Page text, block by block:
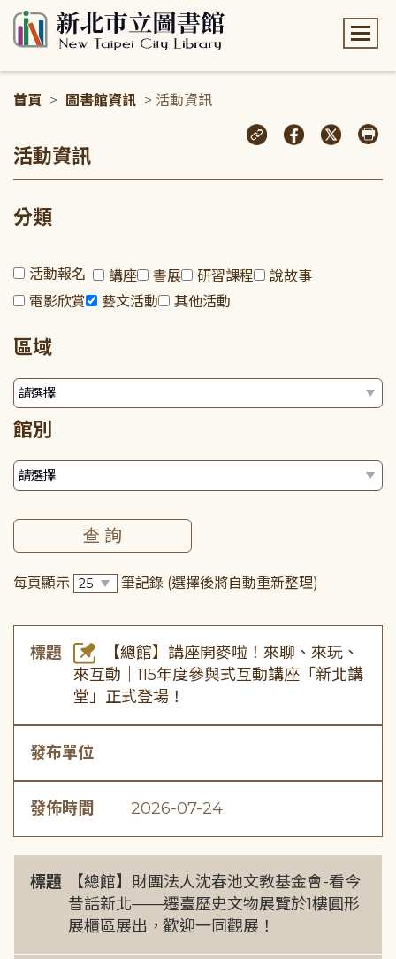
首頁 > 圖書館資訊 > 活動資訊
活動資訊
分類
活動報名 講座 書展 研習課程
說故事
電影欣賞
藝文活動 其他活動
區域
館別
每頁顯示 筆記錄 (選擇後將自動重新整理)
標題
【總館】講座開麥啦！來聊、來玩、
來互動｜115年度參與式互動講座「新北講
堂」正式登場！
發布單位
發佈時間 2026-07-24
標題
【總館】財團法人沈春池文教基金會-看今
昔話新北——遷臺歷史文物展覽於1樓圓形
展櫃區展出，歡迎一同觀展！